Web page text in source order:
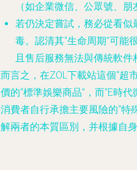
（如企業微信、公眾號、朋
若仍決定嘗試，務必從看
毒。認清其“生命周期”可能
且售后服務無法與傳統軟件
言之，在ZOL下載站這個“超
的“標準娛樂商品”，而“E時
費者自行承擔主要風險的“特
兩者的本質區別，并根據自